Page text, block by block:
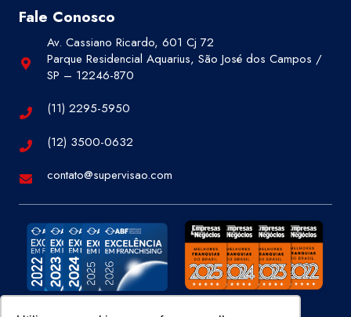
Fale Conosco
Av. Cassiano Ricardo, 601 Cj 72
Parque Residencial Aquarius, São José dos Campos /
SP – 12246-870
(11) 2295-5950
(12) 3500-0632
contato@supervisao.com